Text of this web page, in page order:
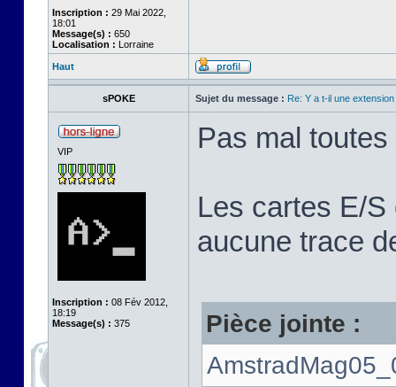
Inscription : 29 Mai 2022,
18:01
Message(s) : 650
Localisation : Lorraine
Haut
sPOKE Sujet du message : Re: Y a t-il une
VIP
Inscription : 08 Fév 2012,
18:19
Message(s) : 375
Pas mal
Les cartes E/
aucune trace
Pièce jointe :